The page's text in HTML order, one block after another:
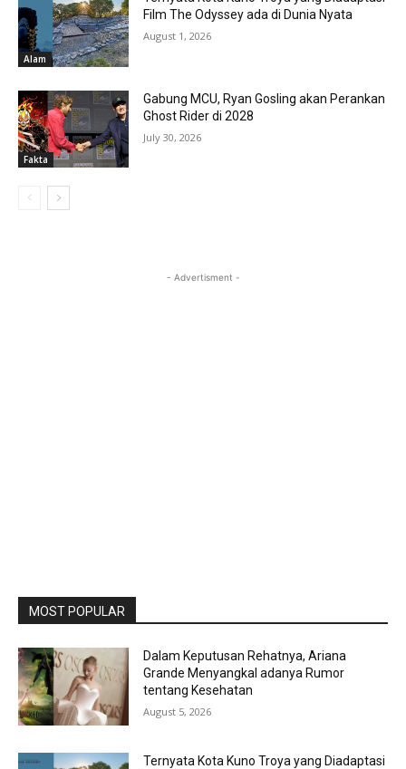
Alam
Film The Odyssey ada di Dunia Nyata
August 1, 2026
Fakta
Gabung MCU, Ryan Gosling akan Perankan
Ghost Rider di 2028
July 30, 2026
- Advertisment -
MOST POPULAR
Dalam Keputusan Rehatnya, Ariana
Grande Menyangkal adanya Rumor
tentang Kesehatan
August 5, 2026
Ternyata Kota Kuno Troya yang Diadaptasi